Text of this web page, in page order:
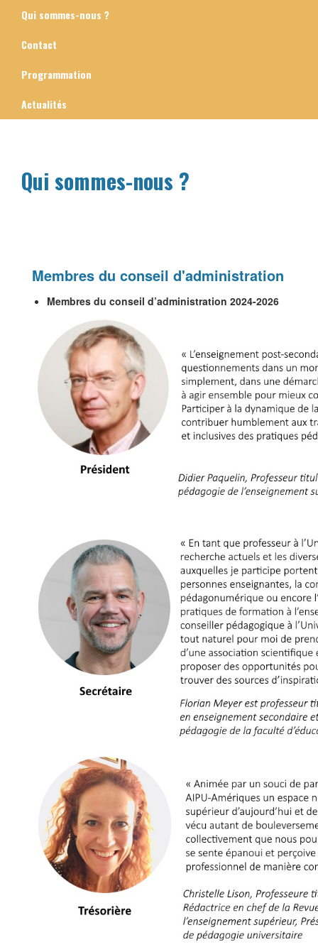
Qui sommes-nous ?
Contact
Programmation
Actualités
Qui sommes-nous ?
Membres du conseil d'administration
Membres du conseil d’administration 2024-2026